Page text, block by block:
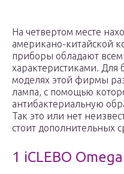
На четвертом месте
американо-китайской
приборы обладают
характеристиками. Для
моделях этой фирмы
лампа, с помощью
антибактериальную
Так это или нет
стоит дополнительных
1 iCLEBO Omega